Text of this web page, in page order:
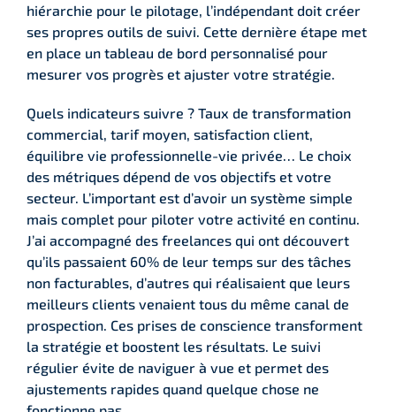
hiérarchie pour le pilotage, l’indépendant doit créer
ses propres outils de suivi. Cette dernière étape met
en place un tableau de bord personnalisé pour
mesurer vos progrès et ajuster votre stratégie.
Quels indicateurs suivre ? Taux de transformation
commercial, tarif moyen, satisfaction client,
équilibre vie professionnelle-vie privée… Le choix
des métriques dépend de vos objectifs et votre
secteur. L’important est d’avoir un système simple
mais complet pour piloter votre activité en continu.
J’ai accompagné des freelances qui ont découvert
qu’ils passaient 60% de leur temps sur des tâches
non facturables, d’autres qui réalisaient que leurs
meilleurs clients venaient tous du même canal de
prospection. Ces prises de conscience transforment
la stratégie et boostent les résultats. Le suivi
régulier évite de naviguer à vue et permet des
ajustements rapides quand quelque chose ne